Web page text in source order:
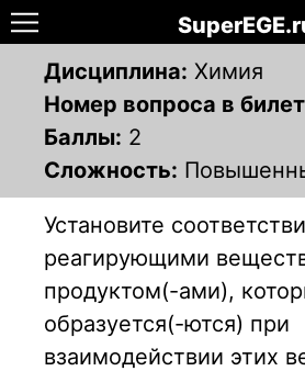
Дисциплина: Химия
Номер вопроса в
Баллы: 2
Сложность:
Установите
реагирующими
продуктом(-ами),
образуется(-ются) при
взаимодействии этих